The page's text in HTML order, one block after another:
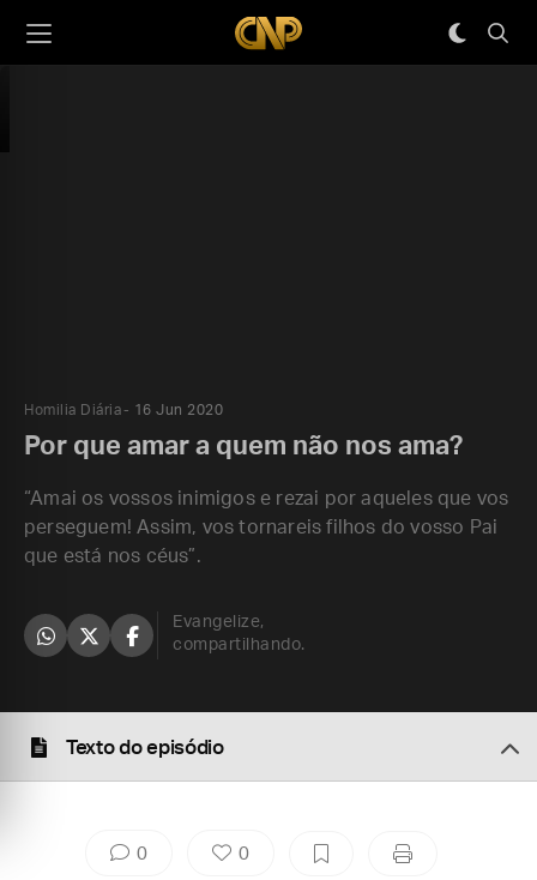
Homilia Diária 16 Jun 2020
Por que amar a quem não nos ama?
“Amai os vossos inimigos e rezai por aqueles que vos
perseguem! Assim, vos tornareis filhos do vosso Pai
que está nos céus”.
Evangelize,
compartilhando.
Texto do episódio
0 0